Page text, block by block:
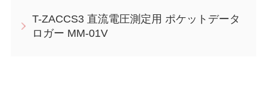
T-ZACCS3 直流電圧測定用 ポケットデータ
ロガー MM-01V